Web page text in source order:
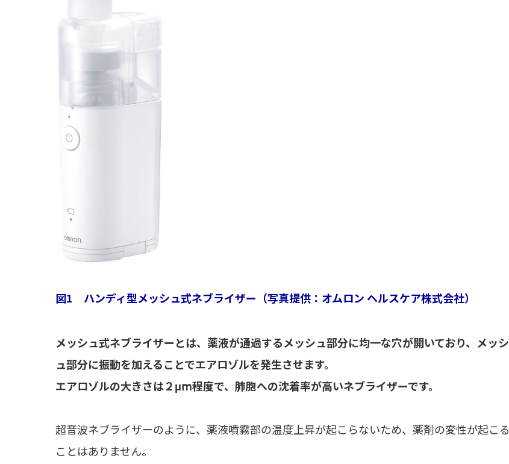
図1 ハンディ型メッシュ式ネブライザー（写真提供：オムロン ヘルスケア株式会社）
メッシュ式ネブライザーとは、薬液が通過するメッシュ部分に均一な穴が開いており、メッシ
ュ部分に振動を加えることでエアロゾルを発生させます。
エアロゾルの大きさは２μⅿ程度で、肺胞への沈着率が高いネブライザーです。
超音波ネブライザーのように、薬液噴霧部の温度上昇が起こらないため、薬剤の変性が起こる
ことはありません。